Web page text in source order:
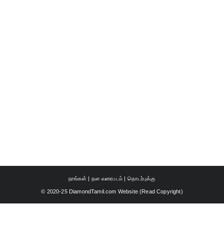
நாங்கள் | தள வரைபடம் | தொடர்புக்கு
© 2020-25 DiamondTamil.com Website (Read Copyright)